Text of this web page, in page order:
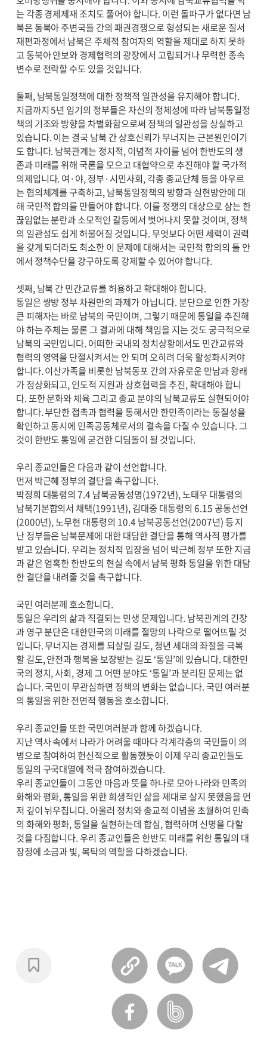
는 각종 경제제재 조치도 풀어야 합니다. 이런 돌파구가 없다면 남
북은 동북아 주변국들 간의 패권경쟁으로 형성되는 새로운 질서
재편과정에서 남북은 주체적 참여자의 역할을 제대로 하지 못하
고 동북아 안보와 경제협력의 광장에서 고립되거나 무력한 종속
변수로 전락할 수도 있을 것입니다.
둘째, 남북통일정책에 대한 정책적 일관성을 유지해야 합니다.
지금까지 5년 임기의 정부들은 자신의 정체성에 따라 남북통일정
책의 기조와 방향을 차별화함으로써 정책의 일관성을 상실하고
있습니다. 이는 결국 남북 간 상호신뢰가 무너지는 근본원인이기
도 합니다. 남북관계는 정치적, 이념적 차이를 넘어 한반도의 생
존과 미래를 위해 국론을 모으고 대협약으로 추진해야 할 국가적
의제입니다. 여·야, 정부·시민사회, 각종 종교단체 등을 아우르
는 협의체계를 구축하고, 남북통일정책의 방향과 실현방안에 대
해 국민적 합의를 만들어야 합니다. 이를 정쟁의 대상으로 삼는 한
끊임없는 분란과 소모적인 갈등에서 벗어나지 못할 것이며, 정책
의 일관성도 쉽게 허물어질 것입니다. 무엇보다 어떤 세력이 권력
을 갖게 되더라도 최소한 이 문제에 대해서는 국민적 합의의 틀 안
에서 정책수단을 강구하도록 강제할 수 있어야 합니다.
셋째, 남북 간 민간교류를 허용하고 확대해야 합니다.
통일은 쌍방 정부 차원만의 과제가 아닙니다. 분단으로 인한 가장
큰 피해자는 바로 남북의 국민이며, 그렇기 때문에 통일을 추진해
야 하는 주체는 물론 그 결과에 대해 책임을 지는 것도 궁극적으로
남북의 국민입니다. 어떠한 국내외 정치상황에서도 민간교류와
협력의 영역을 단절시켜서는 안 되며 오히려 더욱 활성화시켜야
합니다. 이산가족을 비롯한 남북동포 간의 자유로운 만남과 왕래
가 정상화되고, 인도적 지원과 상호협력을 추진, 확대해야 합니
다. 또한 문화와 체육 그리고 종교 분야의 남북교류도 실현되어야
합니다. 부단한 접촉과 협력을 통해서만 한민족이라는 동질성을
확인하고 동시에 민족공동체로서의 결속을 다질 수 있습니다. 그
것이 한반도 통일에 굳건한 디딤돌이 될 것입니다.
우리 종교인들은 다음과 같이 선언합니다.
먼저 박근혜 정부의 결단을 촉구합니다.
박정희 대통령의 7.4 남북공동성명(1972년), 노태우 대통령의
남북기본합의서 채택(1991년), 김대중 대통령의 6.15 공동선언
(2000년), 노무현 대통령의 10.4 남북공동선언(2007년) 등 지
난 정부들은 남북문제에 대한 대담한 결단을 통해 역사적 평가를
받고 있습니다. 우리는 정치적 입장을 넘어 박근혜 정부 또한 지금
과 같은 엄혹한 한반도의 현실 속에서 남북 평화 통일을 위한 대담
한 결단을 내려줄 것을 촉구합니다.
국민 여러분께 호소합니다.
통일은 우리의 삶과 직결되는 민생 문제입니다. 남북관계의 긴장
과 영구 분단은 대한민국의 미래를 절망의 나락으로 떨어뜨릴 것
입니다. 무너지는 경제를 되살릴 길도, 청년 세대의 좌절을 극복
할 길도, 안전과 행복을 보장받는 길도 ‘통일’에 있습니다. 대한민
국의 정치, 사회, 경제 그 어떤 분야도 ‘통일’과 분리된 문제는 없
습니다. 국민이 무관심하면 정책의 변화는 없습니다. 국민 여러분
의 통일을 위한 전면적 행동을 호소합니다.
우리 종교인들 또한 국민여러분과 함께 하겠습니다.
지난 역사 속에서 나라가 어려울 때마다 각계각층의 국민들이 의
병으로 참여하여 헌신적으로 활동했듯이 이제 우리 종교인들도
통일의 구국대열에 적극 참여하겠습니다.
우리 종교인들이 그동안 마음과 뜻을 하나로 모아 나라와 민족의
화해와 평화, 통일을 위한 희생적인 삶을 제대로 살지 못했음을 먼
저 깊이 뉘우칩니다. 아울러 정치와 종교적 이념을 초월하여 민족
의 화해와 평화, 통일을 실현하는데 합심, 협력하며 신명을 다할
것을 다짐합니다. 우리 종교인들은 한반도 미래를 위한 통일의 대
장정에 소금과 빛, 목탁의 역할을 다하겠습니다.